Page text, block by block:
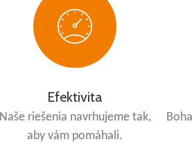
Efektivita
Naše riešenia navrhujeme tak,
aby vám pomáhali.